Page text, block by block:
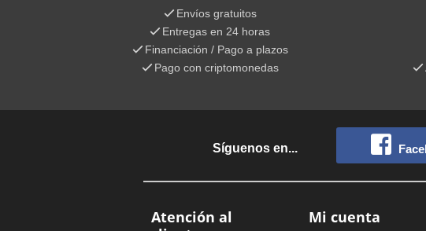
Envíos gratuitos
Entregas en 24 horas
Financiación / Pago a plazos
Pago con criptomonedas
Síguenos en...
Atención al
Mi cuenta